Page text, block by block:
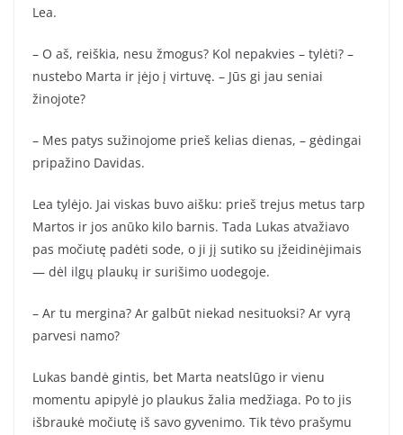
Lea.
– O aš, reiškia, nesu žmogus? Kol nepakvies – tylėti? –
nustebo Marta ir įėjo į virtuvę. – Jūs gi jau seniai
žinojote?
– Mes patys sužinojome prieš kelias dienas, – gėdingai
pripažino Davidas.
Lea tylėjo. Jai viskas buvo aišku: prieš trejus metus tarp
Martos ir jos anūko kilo barnis. Tada Lukas atvažiavo
pas močiutę padėti sode, o ji jį sutiko su įžeidinėjimais
— dėl ilgų plaukų ir surišimo uodegoje.
– Ar tu mergina? Ar galbūt niekad nesituoksi? Ar vyrą
parvesi namo?
Lukas bandė gintis, bet Marta neatslūgo ir vienu
momentu apipylė jo plaukus žalia medžiaga. Po to jis
išbraukė močiutę iš savo gyvenimo. Tik tėvo prašymu